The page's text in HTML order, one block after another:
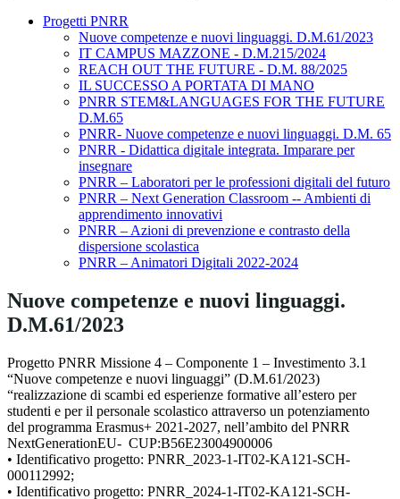
Progetti PNRR
Nuove competenze e nuovi linguaggi. D.M.61/2023
IT CAMPUS MAZZONE - D.M.215/2024
REACH OUT THE FUTURE - D.M. 88/2025
IL SUCCESSO A PORTATA DI MANO
PNRR STEM&LANGUAGES FOR THE FUTURE
D.M.65
PNRR- Nuove competenze e nuovi linguaggi. D.M. 65
PNRR - Didattica digitale integrata. Imparare per
insegnare
PNRR – Laboratori per le professioni digitali del futuro
PNRR – Next Generation Classroom -- Ambienti di
apprendimento innovativi
PNRR – Azioni di prevenzione e contrasto della
dispersione scolastica
PNRR – Animatori Digitali 2022-2024
Nuove competenze e nuovi linguaggi.
D.M.61/2023
Progetto PNRR Missione 4 – Componente 1 – Investimento 3.1
“Nuove competenze e nuovi linguaggi” (D.M.61/2023)
“realizzazione di scambi ed esperienze formative all’estero per
studenti e per il personale scolastico attraverso un potenziamento
del programma Erasmus+ 2021-2027, nell’ambito del PNRR
NextGenerationEU- CUP:B56E23004900006
• Identificativo progetto: PNRR_2023-1-IT02-KA121-SCH-
000112992;
• Identificativo progetto: PNRR_2024-1-IT02-KA121-SCH-